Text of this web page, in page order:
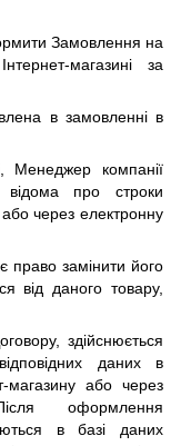
Замовлення на
магазині за
​​в замовленні в
Менеджер компанії
відома про строки
через електронну
право замінити його
від даного товару,
здійснюється
даних в
магазину або через
оформлення
в базі даних